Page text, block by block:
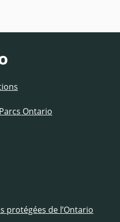
Ontario
protégées de l’Ontario